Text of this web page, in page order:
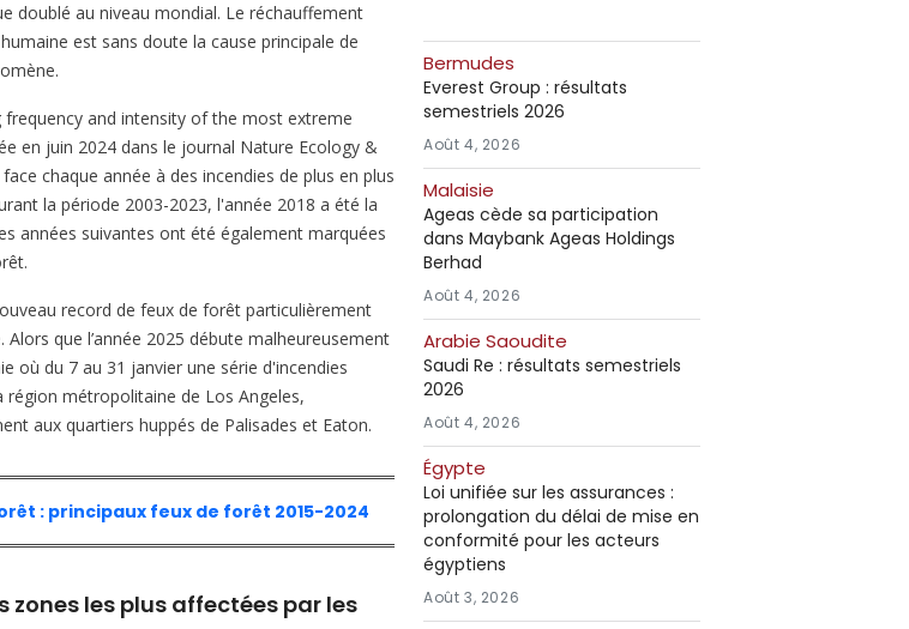
doublé au niveau mondial. Le réchauffement
est sans doute la cause principale de
frequency and intensity of the most extreme
en juin 2024 dans le journal Nature Ecology &
chaque année à des incendies de plus en plus
la période 2003-2023, l'année 2018 a été la
années suivantes ont été également marquées
record de feux de forêt particulièrement
Alors que l’année 2025 débute malheureusement
où du 7 au 31 janvier une série d'incendies
région métropolitaine de Los Angeles,
aux quartiers huppés de Palisades et Eaton.
: principaux feux de forêt 2015-2024
zones les plus affectées par les
Bermudes
Everest Group : résultats
semestriels 2026
Août 4, 2026
Malaisie
Ageas cède sa participation
dans Maybank Ageas Holdings
Berhad
Août 4, 2026
Arabie Saoudite
Saudi Re : résultats semestriels
2026
Août 4, 2026
Égypte
Loi unifiée sur les assurances :
prolongation du délai de mise en
conformité pour les acteurs
égyptiens
Août 3, 2026